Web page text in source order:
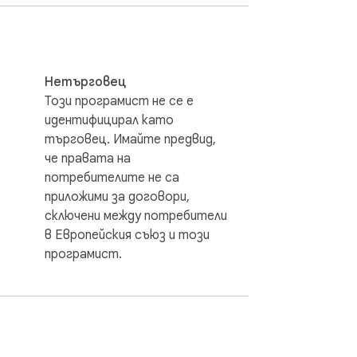
adjuster is incredibly versatile and can
the speed of videos.
simply find the "Super Video Speed
adjuster! With Super Video Speed
personal video speed adjuster at
adjust the speed of any video on any
Нетърговец
Този програмист не се е
идентифицирал като
търговец. Имайте предвид,
че правата на
потребителите не са
приложими за договори,
сключени между потребители
в Европейския съюз и този
програмист.